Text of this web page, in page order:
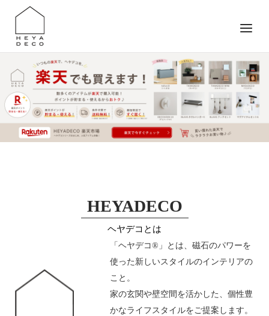
content
Menu
HEYADECO
ヘヤデコとは
「ヘヤデコ®」とは、磁石のパワーを
使った新しいスタイルのインテリアの
こと。
家の玄関や壁空間を活かした、個性豊
かなライフスタイルをご提案します。